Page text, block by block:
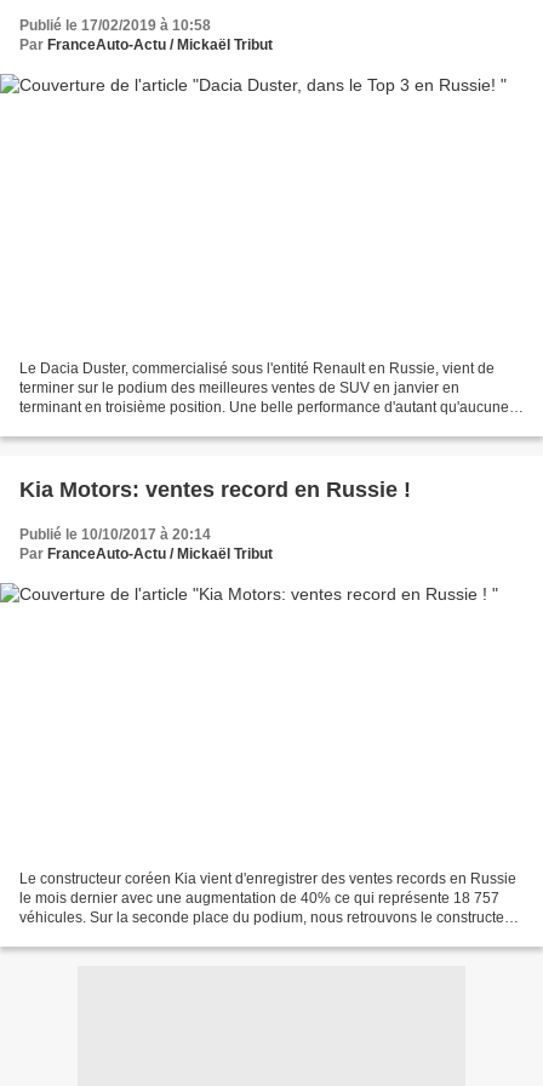
Publié le 17/02/2019 à 10:58
Par FranceAuto-Actu / Mickaël Tribut
Le Dacia Duster, commercialisé sous l'entité Renault en Russie, vient de
terminer sur le podium des meilleures ventes de SUV en janvier en
terminant en troisième position. Une belle performance d'autant qu'aucune
Kia Motors: ventes record en Russie !
Publié le 10/10/2017 à 20:14
Par FranceAuto-Actu / Mickaël Tribut
Le constructeur coréen Kia vient d'enregistrer des ventes records en Russie
le mois dernier avec une augmentation de 40% ce qui représente 18 757
véhicules. Sur la seconde place du podium, nous retrouvons le constructeur